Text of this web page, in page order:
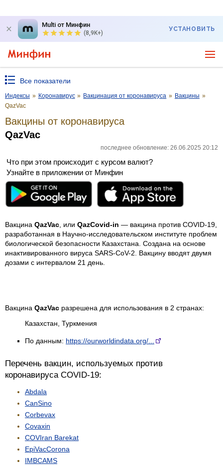
Multi от Минфин
(8,9K+)
УСТАНОВИТЬ
Все показатели
Индексы » Коронавирус » Вакцинация от коронавируса » Вакцины »
QazVac
Вакцины от коронавируса
QazVac
последнее обновление: 26.06.2025 20:12
Что при этом происходит с курсом валют?
Узнайте в приложении от Минфин
Вакцина QazVac , или QazCovid-in — вакцина против COVID-19,
разработанная в Научно-исследовательском институте проблем
биологической безопасности Казахстана. Создана на основе
инактивированного вируса SARS-CoV-2. Вакцину вводят двумя
дозами с интервалом 21 день.
Вакцина QazVac разрешена для использования в 2 странах:
Казахстан, Туркмения
По данным: https://ourworldindata.org/...
Перечень вакцин, используемых против
коронавируса COVID-19:
Abdala
CanSino
Corbevax
Covaxin
COVIran Barekat
EpiVacCorona
IMBCAMS